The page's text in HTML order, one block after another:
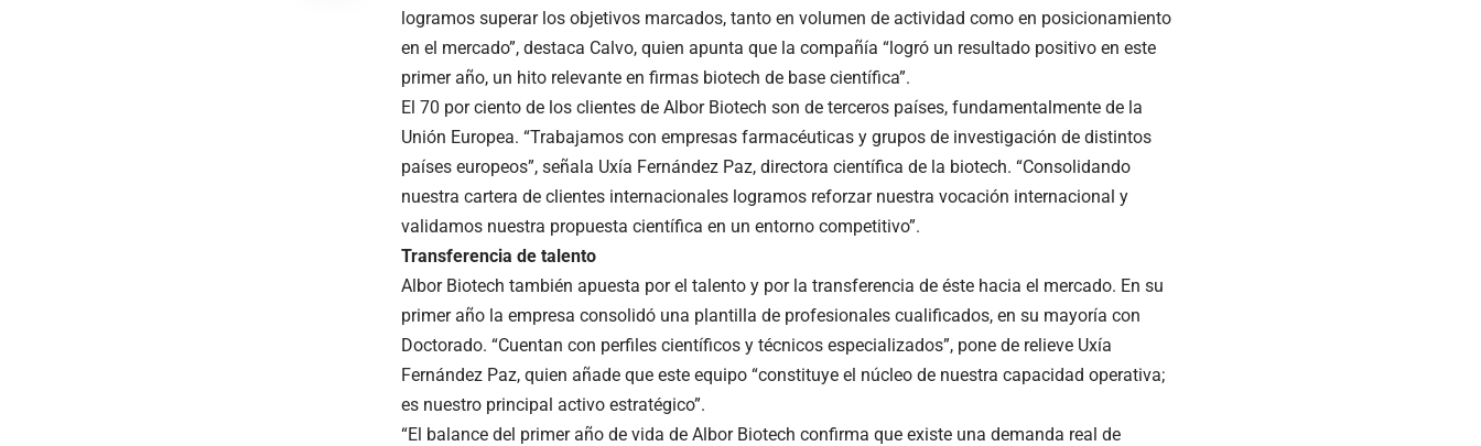
logramos superar los objetivos marcados, tanto en volumen de actividad como en posicionamiento
en el mercado”, destaca Calvo, quien apunta que la compañía “logró un resultado positivo en este
primer año, un hito relevante en firmas biotech de base científica”.
El 70 por ciento de los clientes de Albor Biotech son de terceros países, fundamentalmente de la
Unión Europea. “Trabajamos con empresas farmacéuticas y grupos de investigación de distintos
países europeos”, señala Uxía Fernández Paz, directora científica de la biotech. “Consolidando
nuestra cartera de clientes internacionales logramos reforzar nuestra vocación internacional y
validamos nuestra propuesta científica en un entorno competitivo”.
Transferencia de talento
Albor Biotech también apuesta por el talento y por la transferencia de éste hacia el mercado. En su
primer año la empresa consolidó una plantilla de profesionales cualificados, en su mayoría con
Doctorado. “Cuentan con perfiles científicos y técnicos especializados”, pone de relieve Uxía
Fernández Paz, quien añade que este equipo “constituye el núcleo de nuestra capacidad operativa;
es nuestro principal activo estratégico”.
“El balance del primer año de vida de Albor Biotech confirma que existe una demanda real de